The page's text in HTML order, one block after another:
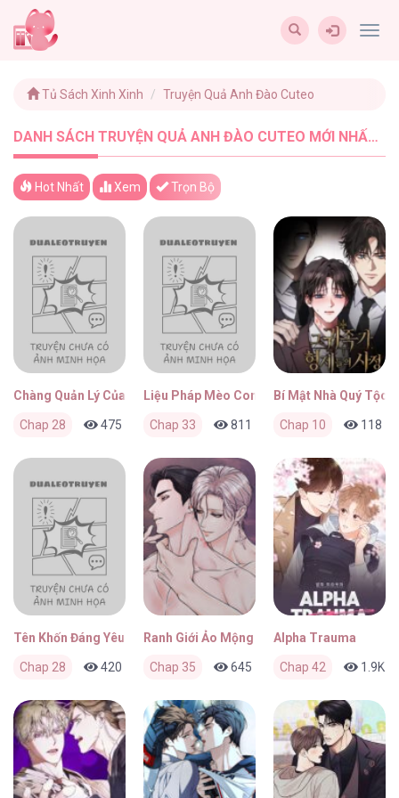
Tủ Sách Xinh Xinh Truyện Quả Anh Đào Cuteo
DANH SÁCH TRUYỆN QUẢ ANH ĐÀO CUTEO MỚI NHẤT - TUSACHXINHXINH (45)
Hot Nhất Xem Trọn Bộ
Chàng Quản Lý Của Tôi
Chap 28 475 0 3 ngày trước
Liệu Pháp Mèo Con
Chap 33 811 0 3 ngày trước
Bí Mật Nhà Quý Tộc
Chap 10 118
Tên Khốn Đáng Yêu Của Tôi
Chap 28 420 0 1 tuần trước
Ranh Giới Ảo Mộng
Chap 35 645 0 1 tuần trước
Alpha Trauma
Chap 42 1.9K